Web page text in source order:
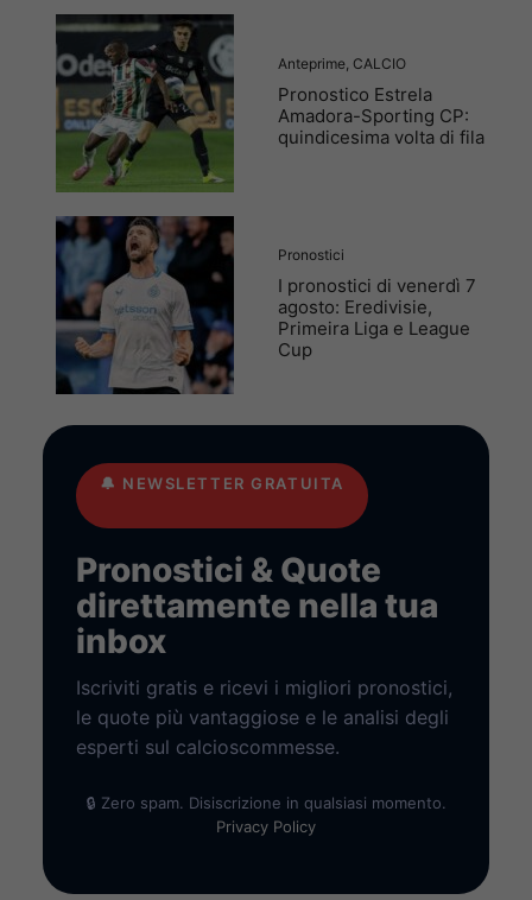
Anteprime CALCIO
Pronostico Estrela
Amadora-Sporting CP:
quindicesima volta di fila
Pronostici
I pronostici di venerdì 7
agosto: Eredivisie,
Primeira Liga e League
Cup
🔔 NEWSLETTER GRATUITA
Pronostici & Quote
direttamente nella tua
inbox
Iscriviti gratis e ricevi i migliori pronostici,
le quote più vantaggiose e le analisi degli
esperti sul calcioscommesse.
🔒 Zero spam. Disiscrizione in qualsiasi momento.
Privacy Policy